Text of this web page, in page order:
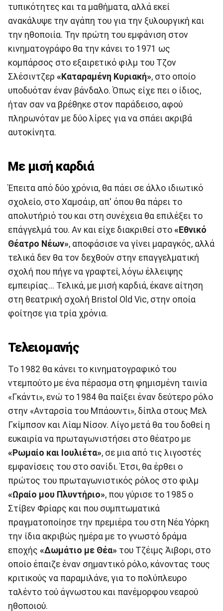
τυπικότητες και τα μαθήματα, αλλά εκεί
ανακάλυψε την αγάπη του για την ξυλουργική και
την ηθοποιία. Την πρώτη του εμφάνιση στον
κινηματογράφο θα την κάνει το 1971 ως
κομπάρσος στο εξαιρετικό φιλμ του Τζον
Σλέσιντζερ «Καταραμένη Κυριακή», στο οποίο
υποδυόταν έναν βάνδαλο. Όπως είχε πει ο ίδιος,
ήταν σαν να βρέθηκε στον παράδεισο, αφού
πληρωνόταν με δύο λίρες για να σπάει ακριβά
αυτοκίνητα.
Με μισή καρδιά
Έπειτα από δύο χρόνια, θα πάει σε άλλο ιδιωτικό
σχολείο, στο Χαμσάιρ, απ' όπου θα πάρει το
απολυτήριό του και στη συνέχεια θα επιλέξει το
επάγγελμά του. Αν και είχε διακριθεί στο «Εθνικό
Θέατρο Νέων», αποφάσισε να γίνει μαραγκός, αλλά
τελικά δεν θα τον δεχθούν στην επαγγελματική
σχολή που πήγε να γραφτεί, λόγω έλλειψης
εμπειρίας... Τελικά, με μισή καρδιά, έκανε αίτηση
στη θεατρική σχολή Bristol Old Vic, στην οποία
φοίτησε για τρία χρόνια.
Τελειομανής
Το 1982 θα κάνει το κινηματογραφικό του
ντεμπούτο με ένα πέρασμα στη φημισμένη ταινία
«Γκάντι», ενώ το 1984 θα παίξει έναν δεύτερο ρόλο
στην «Ανταρσία του Μπάουντι», δίπλα στους Μελ
Γκίμπσον και Λίαμ Νίσον. Λίγο μετά θα του δοθεί η
ευκαιρία να πρωταγωνιστήσει στο θέατρο με
«Ρωμαίο και Ιουλιέτα», σε μια από τις λιγοστές
εμφανίσεις του στο σανίδι. Έτσι, θα έρθει ο
πρώτος του πρωταγωνιστικός ρόλος στο φιλμ
«Ωραίο μου Πλυντήριο», που γύρισε το 1985 ο
Στίβεν Φρίαρς και που συμπτωματικά
πραγματοποίησε την πρεμιέρα του στη Νέα Υόρκη
την ίδια ακριβώς ημέρα με το γνωστό δράμα
εποχής «Δωμάτιο με Θέα» του Τζέιμς Άιβορι, στο
οποίο έπαιζε έναν σημαντικό ρόλο, κάνοντας τους
κριτικούς να παραμιλάνε, για το πολύπλευρο
ταλέντο τού άγνωστου και πανέμορφου νεαρού
ηθοποιού.